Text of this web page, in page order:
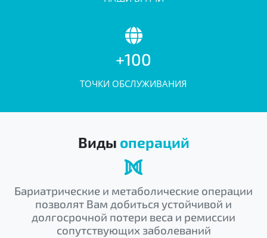
+100
ТОЧКИ ОБСЛУЖИВАНИЯ
Виды операций
Бариатрические и метаболические операции
позволят Вам добиться устойчивой и
долгосрочной потери веса и ремиссии
сопутствующих заболеваний